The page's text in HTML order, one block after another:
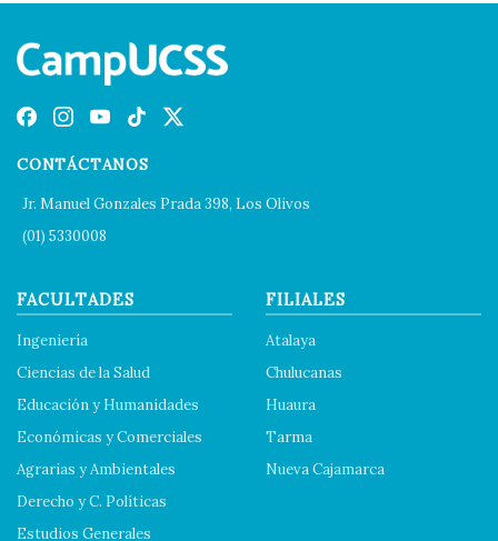
CONTÁCTANOS
Jr. Manuel Gonzales Prada 398, Los Olivos
(01) 5330008
FACULTADES
Ingeniería
Ciencias de la Salud
Educación y Humanidades
Económicas y Comerciales
Agrarias y Ambientales
Derecho y C. Políticas
Estudios Generales
FILIALES
Atalaya
Chulucanas
Huaura
Tarma
Nueva Cajamarca